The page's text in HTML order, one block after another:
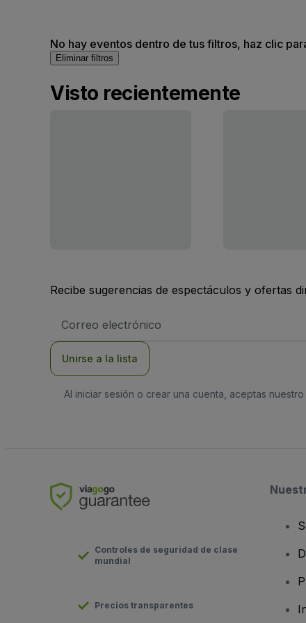
No hay eventos dentro de tus filtros, haz clic
Eliminar filtros
Visto recientemente
Recibe sugerencias de espectáculos y ofertas
de
Unirse a la lista
Al iniciar sesión o crear una cuenta, aceptas nuestro
Controles de seguridad de clase
mundial
Precios transparentes